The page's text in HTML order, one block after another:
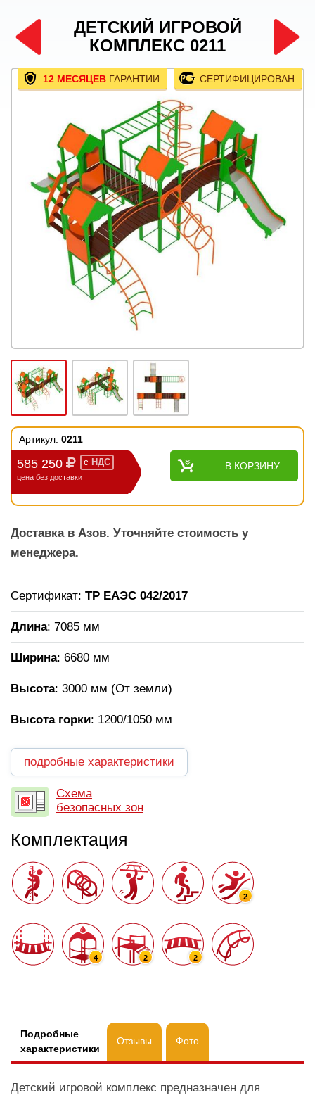
ДЕТСКИЙ ИГРОВОЙ
КОМПЛЕКС 0211
12 МЕСЯЦЕВ ГАРАНТИИ СЕРТИФИЦИРОВАН
Артикул: 0211
585 250 с НДС
цена без доставки
В КОРЗИНУ
Доставка в Азов. Уточняйте стоимость у
менеджера.
Сертификат: ТР ЕАЭС 042/2017
Длина: 7085 мм
Ширина: 6680 мм
Высота: 3000 мм (От земли)
Высота горки: 1200/1050 мм
подробные характеристики
Схема
безопасных зон
Комплектация
2
4 2 2
Подробные
характеристики
Отзывы Фото
Детский игровой комплекс предназначен для